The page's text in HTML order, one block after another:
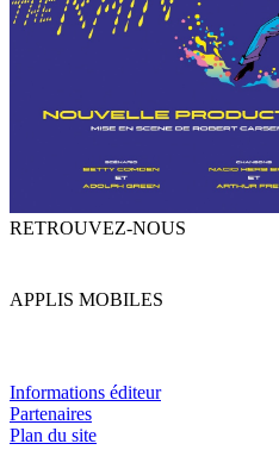
RETROUVEZ-NOUS
APPLIS MOBILES
Informations éditeur
Partenaires
Plan du site